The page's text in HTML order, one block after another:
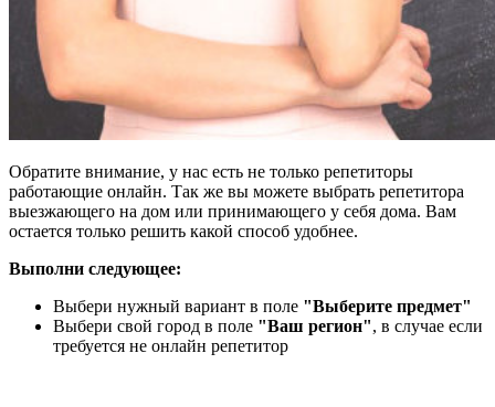
Обратите внимание, у нас есть не только репетиторы
работающие онлайн. Так же вы можете выбрать репетитора
выезжающего на дом или принимающего у себя дома. Вам
остается только решить какой способ удобнее.
Выполни следующее:
Выбери нужный вариант в поле "Выберите предмет"
Выбери свой город в поле "Ваш регион", в случае если
требуется не онлайн репетитор